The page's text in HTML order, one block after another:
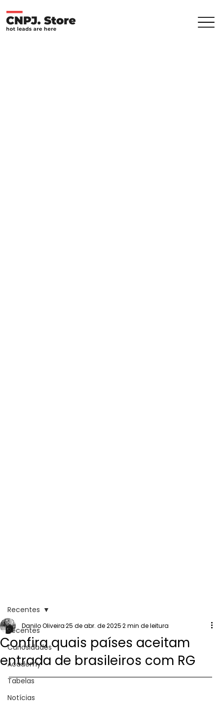
Recentes
Curiosidades
Academy
Tabelas
Notícias
Recentes
Confira quais países aceitam
entrada de brasileiros com RG
Danilo Oliveira25 de abr. de 20252 min de leitura